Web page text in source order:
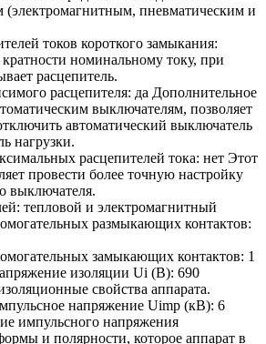
пневматическим и
токов короткого замыкания:
номинальному току, при
расцепитель.
расцепителя: да Дополнительное
выключателям, позволяет
автоматический выключатель
нагрузки.
расцепителей тока: нет Этот
провести более точную настройку
выключателя.
тепловой и электромагнитный
размыкающих контактов:
замыкающих контактов: 1
изоляции Ui (В): 690
свойства аппарата.
напряжение Uimp (кВ): 6
импульсного напряжения
и полярности, которое аппарат в